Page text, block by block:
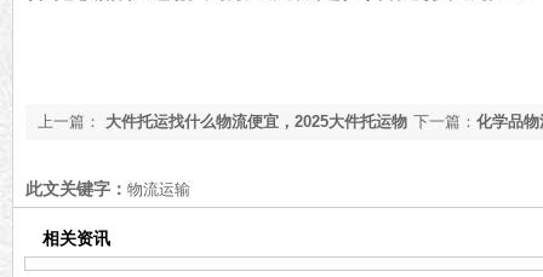
下一篇： 化学品
上一篇：
大件托运找什么物流便宜，2025大件托运物
此文关键字： 物流运输
相关资讯